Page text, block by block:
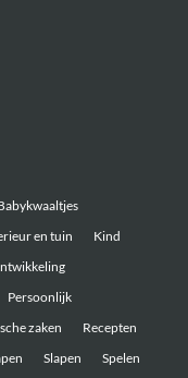
en tuin
Kind
Persoonlijk
zaken
Recepten
Slapen Spelen